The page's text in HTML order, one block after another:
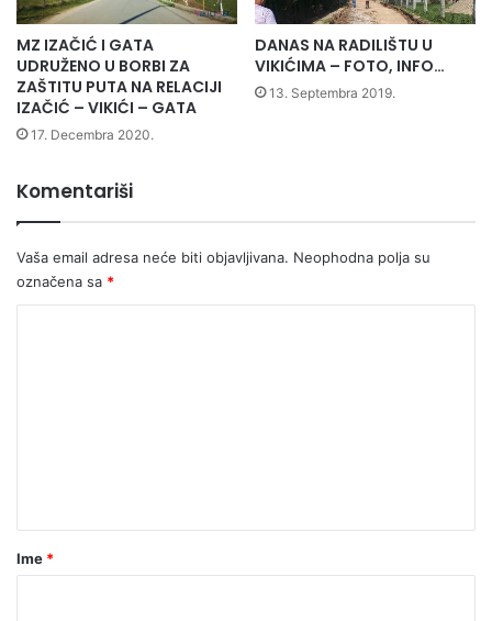
MZ IZAČIĆ I GATA
UDRUŽENO U BORBI ZA
ZAŠTITU PUTA NA RELACIJI
IZAČIĆ – VIKIĆI – GATA
17. Decembra 2020.
DANAS NA RADILIŠTU U
VIKIĆIMA – FOTO, INFO…
13. Septembra 2019.
Komentariši
Vaša email adresa neće biti objavljivana. Neophodna polja su
označena sa *
rIme *